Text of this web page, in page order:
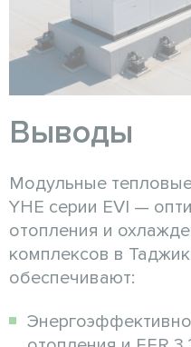
Выводы
Модульные
YHE серии EVI —
отопления и
комплексов в
обеспечивают: